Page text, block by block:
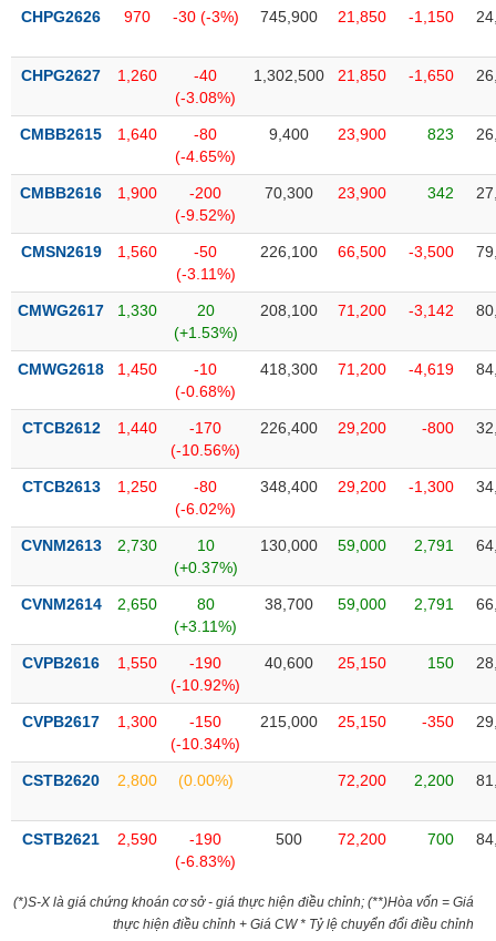
CHPG2626 970 -30 (-3%) 745,900 21,850 -1,150
CHPG2627 1,260
-40
(-3.08%)
1,302,500 21,850 -1,650
CMBB2615 1,640
-80
(-4.65%)
9,400 23,900 823
CMBB2616 1,900
-200
(-9.52%)
70,300 23,900 342
CMSN2619 1,560
-50
(-3.11%)
226,100 66,500 -3,500
CMWG2617 1,330
20
(+1.53%)
208,100 71,200 -3,142
CMWG2618 1,450
-10
(-0.68%)
418,300 71,200 -4,619
CTCB2612 1,440
-170
(-10.56%)
226,400 29,200 -800
CTCB2613 1,250
-80
(-6.02%)
348,400 29,200 -1,300
CVNM2613 2,730
10
(+0.37%)
130,000 59,000 2,791
CVNM2614 2,650
80
(+3.11%)
38,700 59,000 2,791
CVPB2616 1,550
-190
(-10.92%)
40,600 25,150 150
CVPB2617 1,300
-150
(-10.34%)
215,000 25,150 -350
CSTB2620 2,800 (0.00%) 72,200 2,200
CSTB2621 2,590
-190
(-6.83%)
500 72,200 700
(*)S-X là giá chứng khoán cơ sở - giá thực hiện điều chỉnh; (**)Hòa vốn = Giá
thực hiện điều chỉnh + Giá CW * Tỷ lệ chuyển đổi điều chỉnh
TIÊU
THIẾT
YẾU
CHĂM
SỨC
TÀI
TIN
VỤ
THÔNG